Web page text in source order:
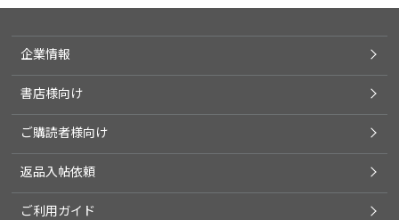
企業情報
書店様向け
ご購読者様向け
返品入帖依頼
ご利用ガイド